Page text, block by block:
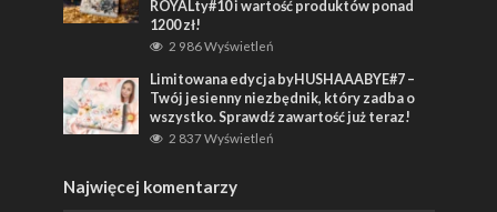
ROYALty#10 i wartość produktów ponad
1200 zł!
2 986 Wyświetleń
Limitowana edycja byHUSHAAABYE#7 –
Twój jesienny niezbędnik, który zadba o
wszystko. Sprawdź zawartość już teraz!
2 837 Wyświetleń
Najwięcej komentarzy